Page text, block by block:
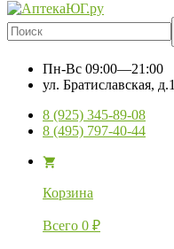
Пн-Вс 09:00—21:00
ул. Братиславская,
8 (925) 345-89-08
8 (495) 797-40-44
Корзина
Всего 0 ₽